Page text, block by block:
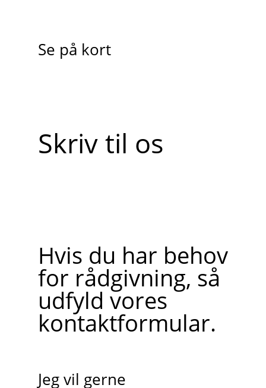
Se på kort
Skriv til os
Hvis du har behov
for rådgivning, så
udfyld vores
kontaktformular.
Jeg vil gerne